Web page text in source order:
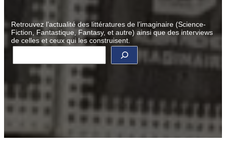
Retrouvez l’actualité des littératures de l’imaginaire (Science-
Fiction, Fantastique, Fantasy, et autre) ainsi que des interviews
de celles et ceux qui les construisent.
R
c
c
h
e